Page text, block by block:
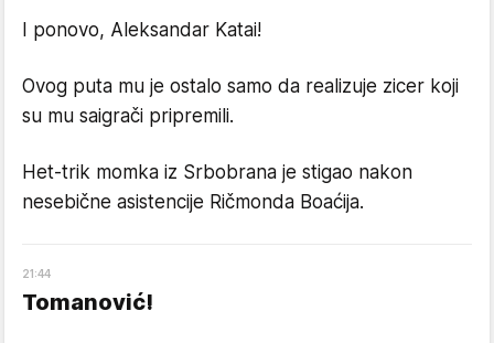
I ponovo, Aleksandar Katai!
Ovog puta mu je ostalo samo da realizuje zicer koji
su mu saigrači pripremili.
Het-trik momka iz Srbobrana je stigao nakon
nesebične asistencije Ričmonda Boaćija.
21:44
Tomanović!